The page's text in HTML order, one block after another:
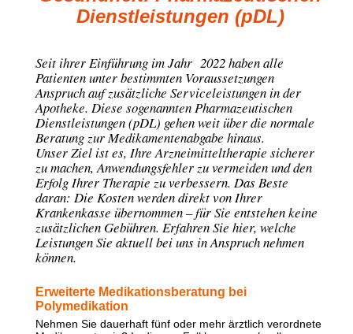
Dienstleistungen (pDL)
Seit ihrer Einführung im Jahr 2022 haben alle
Patienten unter bestimmten Voraussetzungen
Anspruch auf zusätzliche Serviceleistungen in der
Apotheke. Diese sogenannten Pharmazeutischen
Dienstleistungen (pDL) gehen weit über die normale
Beratung zur Medikamentenabgabe hinaus.
Unser Ziel ist es, Ihre Arzneimitteltherapie sicherer
zu machen, Anwendungsfehler zu vermeiden und den
Erfolg Ihrer Therapie zu verbessern. Das Beste
daran: Die Kosten werden direkt von Ihrer
Krankenkasse übernommen – für Sie entstehen keine
zusätzlichen Gebühren. Erfahren Sie hier, welche
Leistungen Sie aktuell bei uns in Anspruch nehmen
können.
Erweiterte Medikationsberatung bei
Polymedikation
Nehmen Sie dauerhaft fünf oder mehr ärztlich verordnete